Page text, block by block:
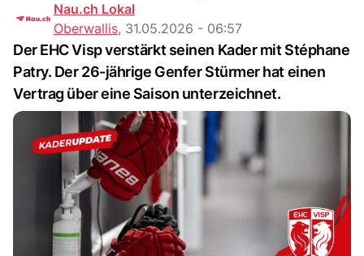
Nau.ch Lokal
Oberwallis, 31.05.2026 - 06:57
Der EHC Visp verstärkt seinen Kader mit Stéphane
Patry. Der 26-jährige Genfer Stürmer hat einen
Vertrag über eine Saison unterzeichnet.